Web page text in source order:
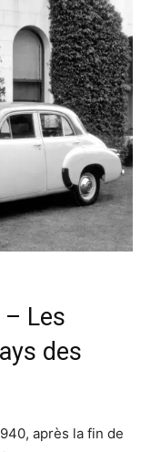
– Les
des
après la fin de